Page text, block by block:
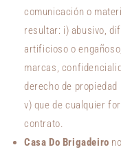
comunicación o
resultar: i) abusivo,
artificioso o
marcas,
derecho de
v) que de cualquier
contrato.
Casa Do Brigadeiro